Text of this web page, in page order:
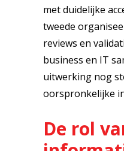
met duidelijke
tweede
reviews en
business en IT
uitwerking nog
oorspronkelijke
De rol